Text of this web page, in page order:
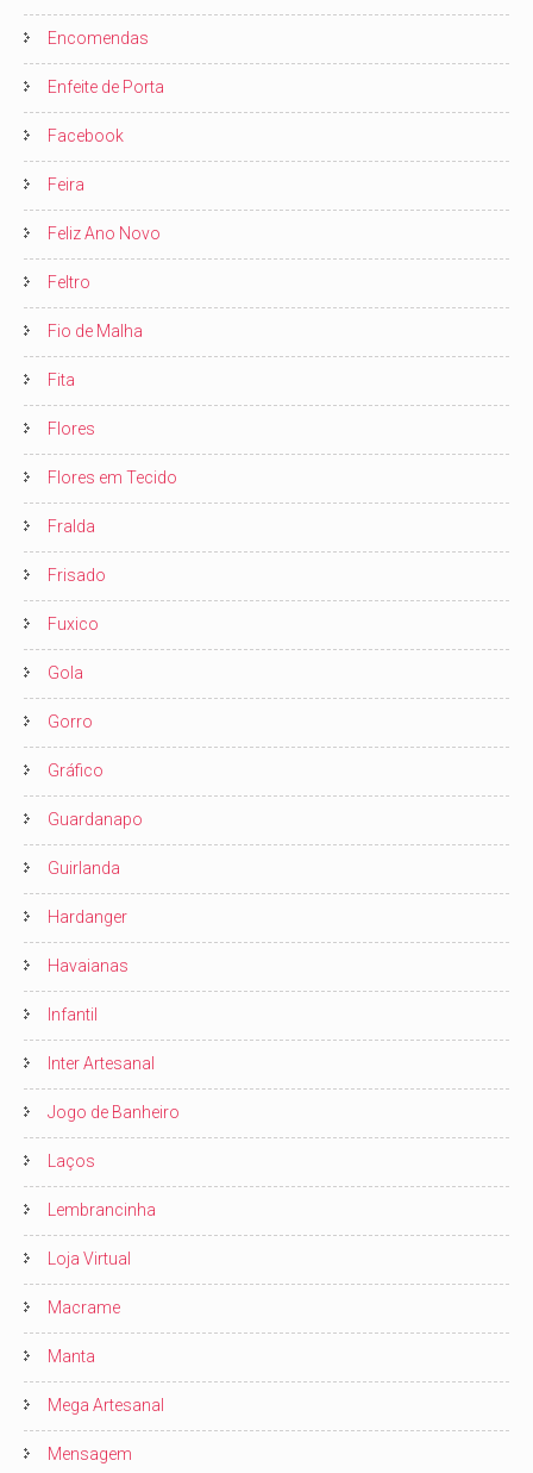
Encomendas
Enfeite de Porta
Facebook
Feira
Feliz Ano Novo
Feltro
Fio de Malha
Fita
Flores
Flores em Tecido
Fralda
Frisado
Fuxico
Gola
Gorro
Gráfico
Guardanapo
Guirlanda
Hardanger
Havaianas
Infantil
Inter Artesanal
Jogo de Banheiro
Laços
Lembrancinha
Loja Virtual
Macrame
Manta
Mega Artesanal
Mensagem